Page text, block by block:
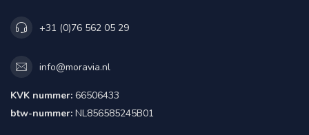
+31 (0)76 562 05 29
info@moravia.nl
KVK nummer: 66506433
btw-nummer: NL856585245B01